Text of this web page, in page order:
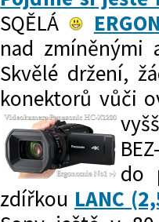
SQĚLÁ
nad zmíněnými
Skvělé držení,
konektorů vůči
do
zdířkou LANC